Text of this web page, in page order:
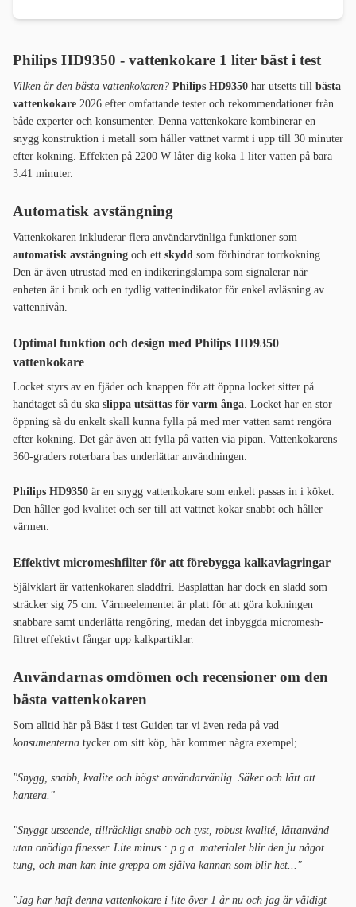
Philips HD9350 - vattenkokare 1 liter bäst i test
Vilken är den bästa vattenkokaren? Philips HD9350 har utsetts till bästa
vattenkokare 2026 efter omfattande tester och rekommendationer från
både experter och konsumenter. Denna vattenkokare kombinerar en
snygg konstruktion i metall som håller vattnet varmt i upp till 30 minuter
efter kokning. Effekten på 2200 W låter dig koka 1 liter vatten på bara
3:41 minuter.
Automatisk avstängning
Vattenkokaren inkluderar flera användarvänliga funktioner som
automatisk avstängning och ett skydd som förhindrar torrkokning.
Den är även utrustad med en indikeringslampa som signalerar när
enheten är i bruk och en tydlig vattenindikator för enkel avläsning av
vattennivån.
Optimal funktion och design med Philips HD9350
vattenkokare
Locket styrs av en fjäder och knappen för att öppna locket sitter på
handtaget så du ska slippa utsättas för varm ånga . Locket har en stor
öppning så du enkelt skall kunna fylla på med mer vatten samt rengöra
efter kokning. Det går även att fylla på vatten via pipan. Vattenkokarens
360-graders roterbara bas underlättar användningen.
Philips HD9350 är en snygg vattenkokare som enkelt passas in i köket.
Den håller god kvalitet och ser till att vattnet kokar snabbt och håller
värmen.
Effektivt micromeshfilter för att förebygga kalkavlagringar
Självklart är vattenkokaren sladdfri. Basplattan har dock en sladd som
sträcker sig 75 cm. Värmeelementet är platt för att göra kokningen
snabbare samt underlätta rengöring, medan det inbyggda micromesh-
filtret effektivt fångar upp kalkpartiklar.
Användarnas omdömen och recensioner om den
bästa vattenkokaren
Som alltid här på Bäst i test Guiden tar vi även reda på vad
konsumenterna tycker om sitt köp, här kommer några exempel;
"Snygg, snabb, kvalite och högst användarvänlig. Säker och lätt att
hantera."
"Snyggt utseende, tillräckligt snabb och tyst, robust kvalité, lättanvänd
utan onödiga finesser. Lite minus : p.g.a. materialet blir den ju något
tung, och man kan inte greppa om själva kannan som blir het..."
"Jag har haft denna vattenkokare i lite över 1 år nu och jag är väldigt